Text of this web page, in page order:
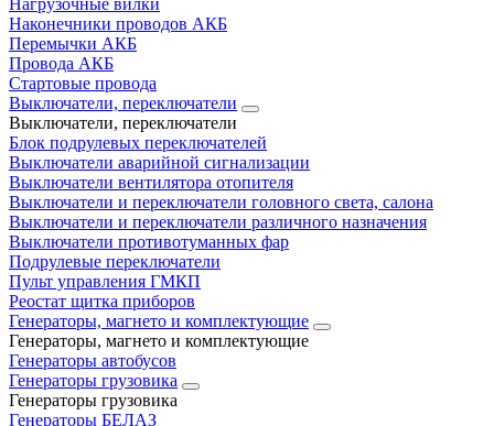
Нагрузочные вилки
Наконечники проводов АКБ
Перемычки АКБ
Провода АКБ
Стартовые провода
Выключатели, переключатели
Выключатели, переключатели
Блок подрулевых переключателей
Выключатели аварийной сигнализации
Выключатели вентилятора отопителя
Выключатели и переключатели головного света, салона
Выключатели и переключатели различного назначения
Выключатели противотуманных фар
Подрулевые переключатели
Пульт управления ГМКП
Реостат щитка приборов
Генераторы, магнето и комплектующие
Генераторы, магнето и комплектующие
Генераторы автобусов
Генераторы грузовика
Генераторы грузовика
Генераторы БЕЛАЗ